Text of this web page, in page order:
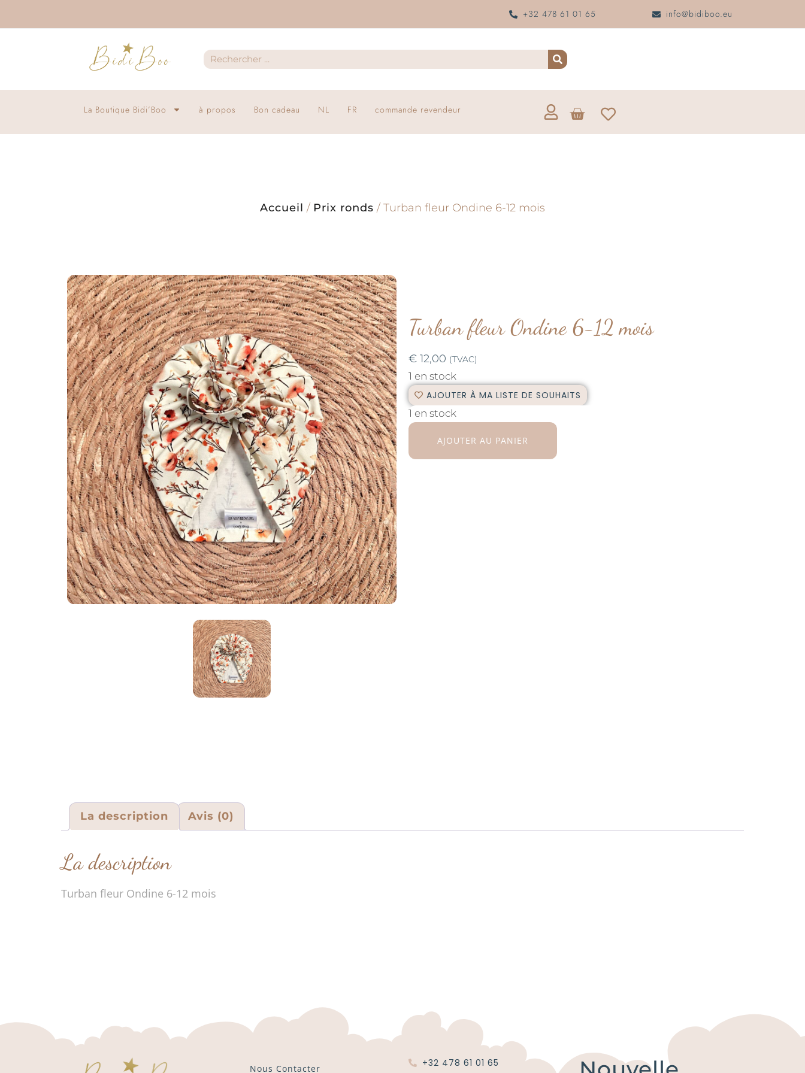
+32 478 61 01 65 info@bidiboo.eu
La Boutique Bidi’Boo à propos Bon cadeau NL FR commande revendeur
Accueil / Prix ronds / Turban fleur Ondine 6-12 mois
Turban fleur Ondine 6-12 mois
€ 12,00 (TVAC)
1 en stock
AJOUTER À MA LISTE DE SOUHAITS
1 en stock
AJOUTER AU PANIER
La description Avis (0)
La description
Turban fleur Ondine 6-12 mois
Nous Contacter +32 478 61 01 65